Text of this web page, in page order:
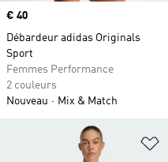
Prix
€ 40
Débardeur adidas Originals
Sport
Femmes Performance
2 couleurs
Nouveau
Mix & Match